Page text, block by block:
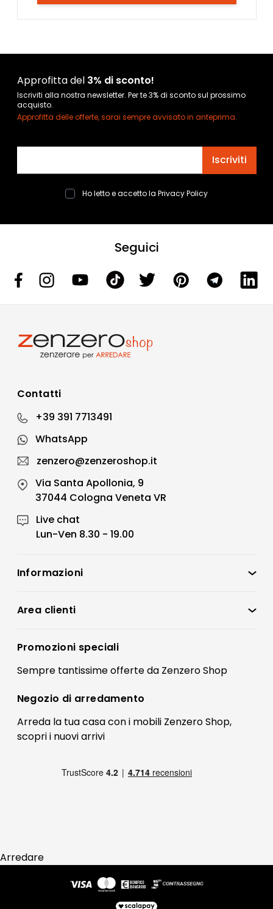
Approfitta del 3% di sconto!
Iscriviti alla nostra newsletter. Per te 3% di sconto sul prossimo
acquisto.
Approfitta delle offerte, sarai sempre avvisato in anteprima.
Iscriviti
Ho letto e accetto la Privacy Policy
Seguici
Contatti
+39 391 7713491
WhatsApp
zenzero@zenzeroshop.it
Via Santa Apollonia, 9
37044 Cologna Veneta VR
Live chat
Lun-Ven 8.30 - 19.00
Informazioni
Condizioni di vendita
Preferenze Cookies
Termini e condizioni
Contatti
FAQ
Pagamenti
Area clienti
Registrati
Il mio account
Promozioni speciali
Sempre tantissimeofferteda Zenzero Shop
Negozio di arredamento
Arreda la tua casa con i mobili Zenzero Shop,
scopri i nuovi arrivi
Arredare